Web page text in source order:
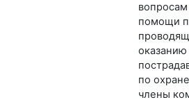
помощи
по
члены